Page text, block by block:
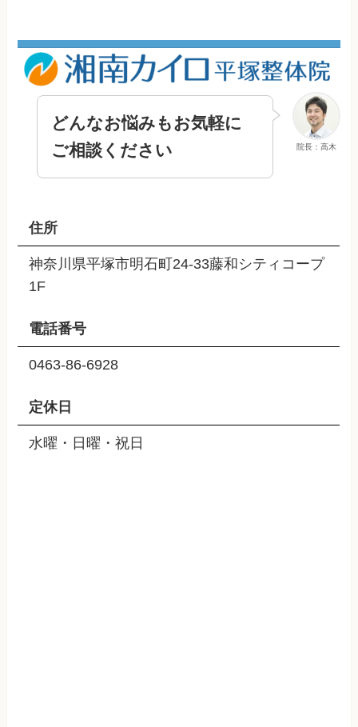
院長：高木
どんなお悩みもお気軽に
ご相談ください
住所
神奈川県平塚市明石町24-33藤和シティコープ
1F
電話番号
0463-86-6928
定休日
水曜・日曜・祝日